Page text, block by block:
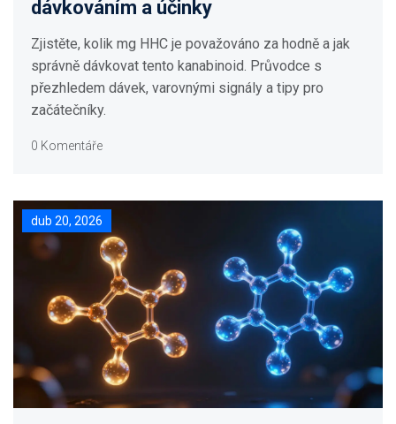
dávkováním a účinky
Zjistěte, kolik mg HHC je považováno za hodně a jak
správně dávkovat tento kanabinoid. Průvodce s
přezhledem dávek, varovnými signály a tipy pro
začátečníky.
0 Komentáře
dub 20, 2026